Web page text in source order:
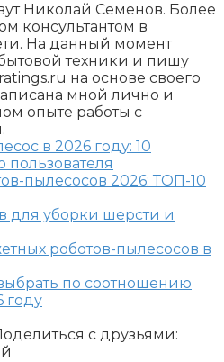
Николай Семенов. Более
консультантом в
На данный момент
техники и пишу
на основе своего
мной лично и
опыте работы с
в 2026 году: 10
пользователя
пылесосов 2026: ТОП-10
для уборки шерсти и
роботов-пылесосов в
по соотношению
году
с друзьями: